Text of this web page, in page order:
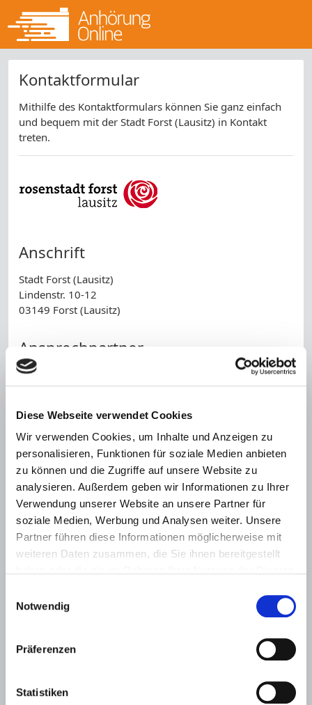
Diese Webseite verwendet Cookies
Wir verwenden Cookies, um Inhalte und Anzeigen zu
personalisieren, Funktionen für soziale Medien anbieten
zu können und die Zugriffe auf unsere Website zu
analysieren. Außerdem geben wir Informationen zu Ihrer
Verwendung unserer Website an unsere Partner für
soziale Medien, Werbung und Analysen weiter. Unsere
Partner führen diese Informationen möglicherweise mit
weiteren Daten zusammen, die Sie ihnen bereitgestellt
Notwendig
Präferenzen
Statistiken
Kontaktformular
Mithilfe des Kontaktformulars können Sie ganz einfach
und bequem mit der Stadt Forst (Lausitz) in Kontakt
treten.
Anschrift
Stadt Forst (Lausitz)
Lindenstr. 10-12
03149 Forst (Lausitz)
Ansprechpartner
Frau Andrea Klose
Telefon: +49 (0) 3562 989 151
Name *
Telefonnummer
E-Mail *
Nachricht *
SPAM-Schutz *